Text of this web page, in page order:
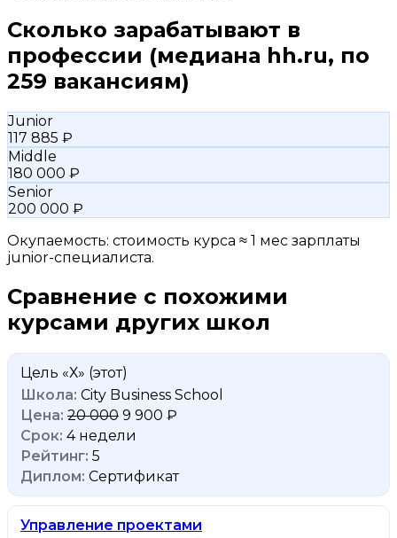
Сколько зарабатывают в
профессии (медиана hh.ru, по
259 вакансиям)
Junior
117 885 ₽
Middle
180 000 ₽
Senior
200 000 ₽
Окупаемость: стоимость курса ≈ 1 мес зарплаты
junior-специалиста.
Сравнение с похожими
курсами других школ
Цель «Х» (этот)
City Business School
20 000 9 900 ₽
4 недели
5
Сертификат
Управление проектами